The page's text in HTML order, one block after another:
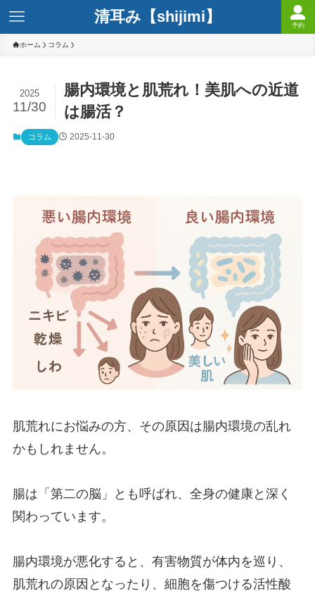
清耳み【shijimi】 予約
ホーム コラム
腸内環境と肌荒れ！美肌への近道
は腸活？
2025
11/30
コラム 2025-11-30
肌荒れにお悩みの方、その原因は腸内環境の乱れ
かもしれません。
腸は「第二の脳」とも呼ばれ、全身の健康と深く
関わっています。
腸内環境が悪化すると、有害物質が体内を巡り、
肌荒れの原因となったり、細胞を傷つける活性酸